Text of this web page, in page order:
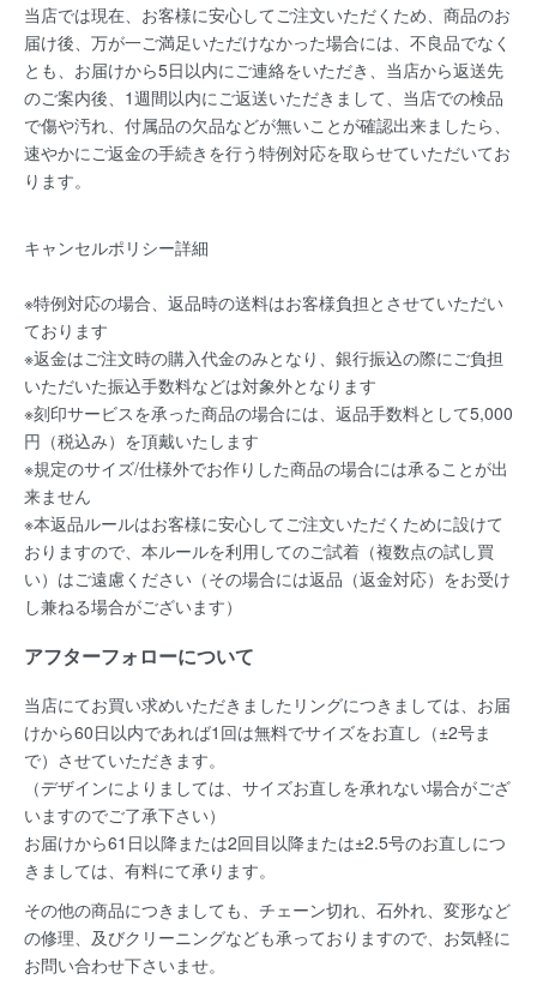
当店では現在、お客様に安心してご注文いただくため、商品のお
届け後、万が一ご満足いただけなかった場合には、不良品でなく
とも、お届けから5日以内にご連絡をいただき、当店から返送先
のご案内後、1週間以内にご返送いただきまして、当店での検品
で傷や汚れ、付属品の欠品などが無いことが確認出来ましたら、
速やかにご返金の手続きを行う特例対応を取らせていただいてお
ります。
キャンセルポリシー詳細
※特例対応の場合、返品時の送料はお客様負担とさせていただい
ております
※返金はご注文時の購入代金のみとなり、銀行振込の際にご負担
いただいた振込手数料などは対象外となります
※刻印サービスを承った商品の場合には、返品手数料として5,000
円（税込み）を頂戴いたします
※規定のサイズ/仕様外でお作りした商品の場合には承ることが出
来ません
※本返品ルールはお客様に安心してご注文いただくために設けて
おりますので、本ルールを利用してのご試着（複数点の試し買
い）はご遠慮ください（その場合には返品（返金対応）をお受け
し兼ねる場合がございます）
アフターフォローについて
当店にてお買い求めいただきましたリングにつきましては、お届
けから60日以内であれば1回は無料でサイズをお直し（±2号ま
で）させていただきます。
（デザインによりましては、サイズお直しを承れない場合がござ
いますのでご了承下さい）
お届けから61日以降または2回目以降または±2.5号のお直しにつ
きましては、有料にて承ります。
その他の商品につきましても、チェーン切れ、石外れ、変形など
の修理、及びクリーニングなども承っておりますので、お気軽に
お問い合わせ下さいませ。